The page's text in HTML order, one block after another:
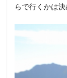
らで行くかは決